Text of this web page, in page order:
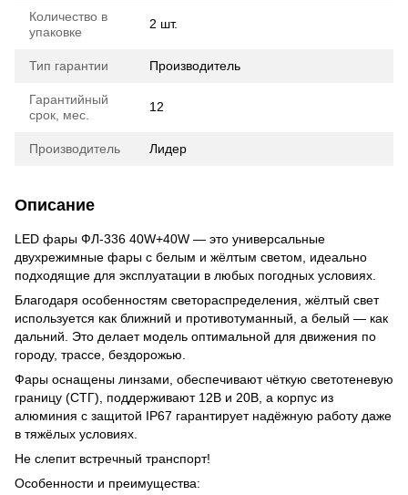
Количество в
упаковке
2 шт.
Тип гарантии Производитель
Гарантийный
срок, мес.
12
Производитель Лидер
Описание
LED фары ФЛ-336 40W+40W — это универсальные
двухрежимные фары с белым и жёлтым светом, идеально
подходящие для эксплуатации в любых погодных условиях.
Благодаря особенностям светораспределения, жёлтый свет
используется как ближний и противотуманный, а белый — как
дальний. Это делает модель оптимальной для движения по
городу, трассе, бездорожью.
Фары оснащены линзами, обеспечивают чёткую светотеневую
границу (СТГ), поддерживают 12В и 20В, а корпус из
алюминия с защитой IP67 гарантирует надёжную работу даже
в тяжёлых условиях.
Не слепит встречный транспорт!
Особенности и преимущества: